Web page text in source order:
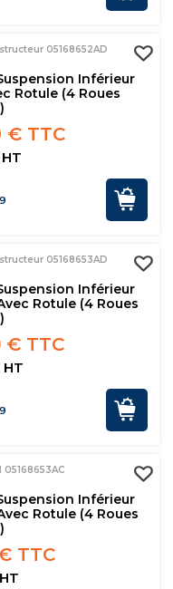
05168652AD
Inférieur
Rotule (4 Roues
€ TTC
05168653AD
Inférieur
Rotule (4 Roues
€ TTC
HT
05168653AC
Inférieur
Rotule (4 Roues
TTC